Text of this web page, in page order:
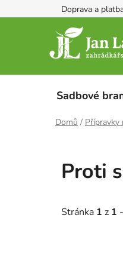
na
Doprava a
Sadbové
Domů / Přípravky
Proti
Stránka 1 z 1 -